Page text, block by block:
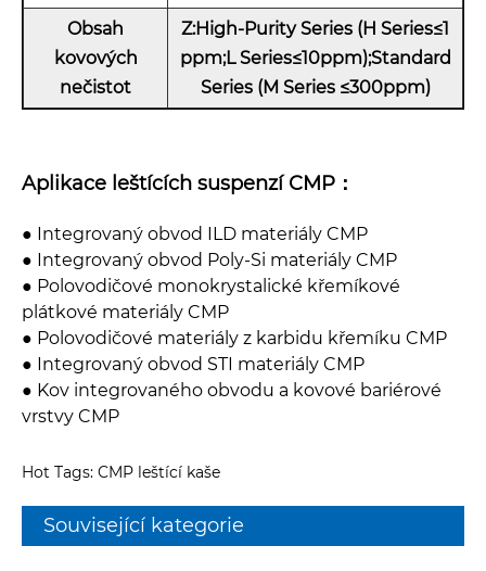
Obsah
kovových
nečistot
Z:High-Purity Series (H Series≤1
ppm;L Series≤10ppm);Standard
Series (M Series ≤300ppm)
Aplikace leštících suspenzí CMP：
● Integrovaný obvod ILD materiály CMP
● Integrovaný obvod Poly-Si materiály CMP
● Polovodičové monokrystalické křemíkové
plátkové materiály CMP
● Polovodičové materiály z karbidu křemíku CMP
● Integrovaný obvod STI materiály CMP
● Kov integrovaného obvodu a kovové bariérové ​​
vrstvy CMP
Hot Tags: CMP leštící kaše
Související kategorie